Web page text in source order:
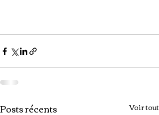
Posts récents Voir tout